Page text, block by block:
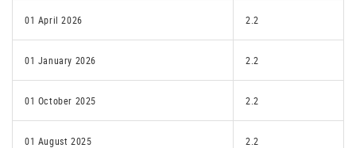
01 April 2026 2.2
01 January 2026 2.2
01 October 2025 2.2
01 August 2025 2.2